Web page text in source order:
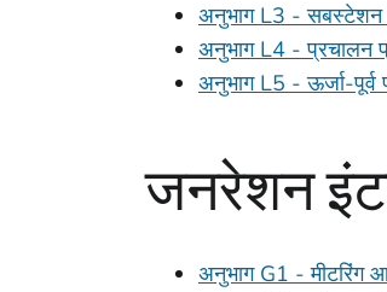
अनुभाग L3 - सबस्टेशन
अनुभाग L4 - प्रचालन
अनुभाग L5 - ऊर्जा-पूर्व
जनरेशन
अनुभाग G1 - मीटरिंग